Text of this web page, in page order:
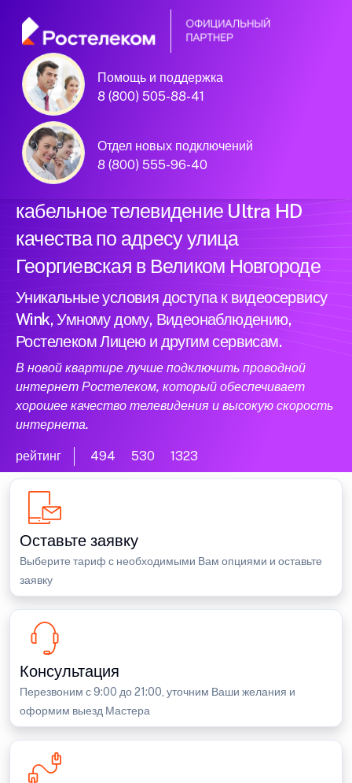
Помощь и поддержка
8 (800) 505-88-41
Отдел новых подключений
8 (800) 555-96-40
Официальный
партнер Ростелеком
Подключили новый интернет и
кабельное телевидение Ultra HD
качества по адресу улица
Георгиевская в Великом Новгороде
Уникальные условия доступа к видеосервису
Wink, Умному дому, Видеонаблюдению,
Ростелеком Лицею и другим сервисам.
В новой квартире лучше подключить проводной
интернет Ростелеком, который обеспечивает
хорошее качество телевидения и высокую скорость
интернета.
рейтинг 494 530 1323
Оставьте заявку
Выберите тариф с необходимыми Вам опциями и оставьте
заявку
Консультация
Перезвоним с 9:00 до 21:00, уточним Ваши желания и
оформим выезд Мастера